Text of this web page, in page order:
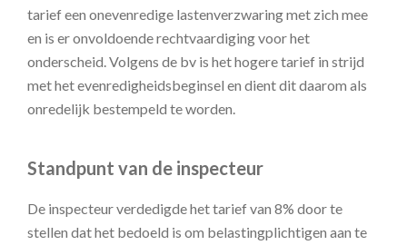
tarief een onevenredige lastenverzwaring met zich mee
en is er onvoldoende rechtvaardiging voor het
onderscheid. Volgens de bv is het hogere tarief in strijd
met het evenredigheidsbeginsel en dient dit daarom als
onredelijk bestempeld te worden.
Standpunt van de inspecteur
De inspecteur verdedigde het tarief van 8% door te
stellen dat het bedoeld is om belastingplichtigen aan te